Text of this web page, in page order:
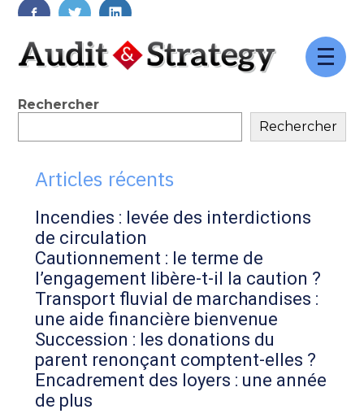
Aller
Blog
sidebar
Rechercher
Rechercher
Articles récents
Incendies : levée des interdictions
de circulation
Cautionnement : le terme de
l’engagement libère-t-il la caution ?
Transport fluvial de marchandises :
une aide financière bienvenue
Succession : les donations du
parent renonçant comptent-elles ?
Encadrement des loyers : une année
de plus